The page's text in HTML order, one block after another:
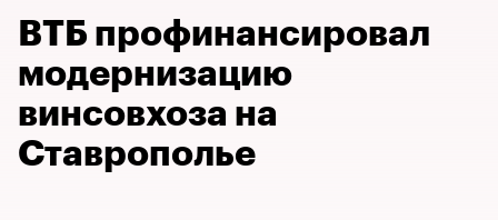
ВТБ профинансировал
модернизацию
винсовхоза на
Ставрополье